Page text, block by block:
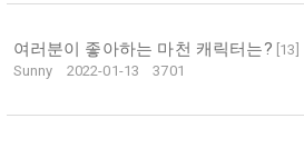
여러분이 좋아하는 마천 캐릭터는? 13
Sunny
2022-01-13 3701